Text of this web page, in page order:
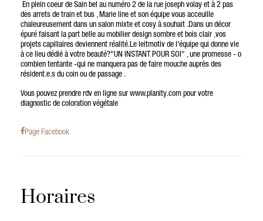
En plein coeur de Sain bel au numéro 2 de la rue joseph volay et à 2 pas
des arrets de train et bus , Marie line et son équipe vous acceuille
chaleureusement dans un salon mixte et cosy à souhait .Dans un décor
épuré faisant la part belle au mobilier design sombre et bois clair ,vos
projets capillaires deviennent réalité.Le leitmotiv de l'équipe qui donne vie
à ce lieu dédié à votre beauté?"UN INSTANT POUR SOI" , une promesse - o
combien tentante -qui ne manquera pas de faire mouche auprès des
résident.e.s du coin ou de passage .
Vous pouvez prendre rdv en ligne sur www.planity.com pour votre
diagnostic de coloration végétale
Page Facebook
Horaires